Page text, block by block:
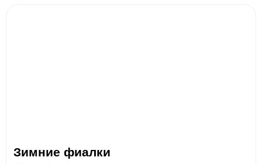
Зимние фиалки